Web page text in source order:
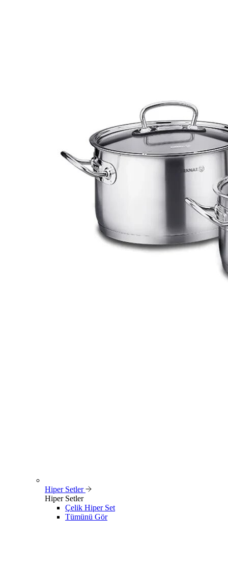
Hiper Setler
Hiper Setler
Çelik Hiper Set
Tümünü Gör